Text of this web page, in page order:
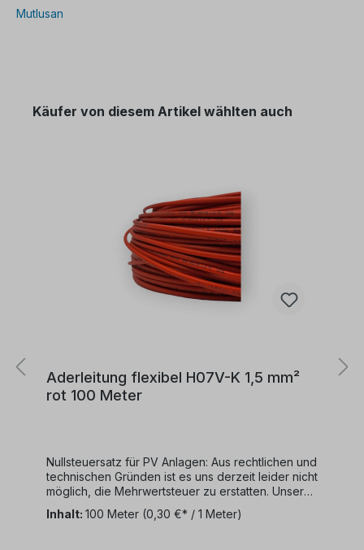
Mutlusan
Käufer von diesem Artikel wählten auch
Aderleitung flexibel H07V-K 1,5 mm²
rot 100 Meter
Nullsteuersatz für PV Anlagen: Aus rechtlichen und
technischen Gründen ist es uns derzeit leider nicht
möglich, die Mehrwertsteuer zu erstatten. Unser
Unternehmen bietet keine MwSt-Rückerstattungen
an.Kabelbeschreibung:Kabeltyp: 100 Meter
Inhalt: 100 Meter (0,30 €* / 1 Meter)